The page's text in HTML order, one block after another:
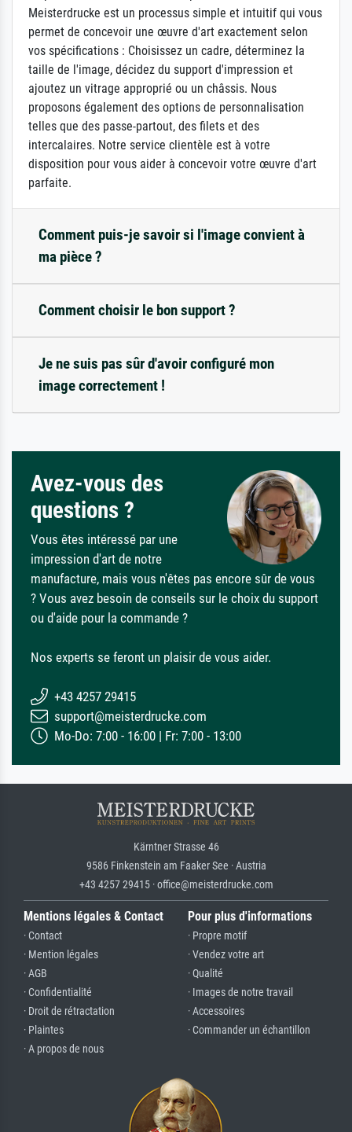
Meisterdrucke est un processus simple et intuitif qui vous
permet de concevoir une œuvre d'art exactement selon
vos spécifications : Choisissez un cadre, déterminez la
taille de l'image, décidez du support d'impression et
ajoutez un vitrage approprié ou un châssis. Nous
proposons également des options de personnalisation
telles que des passe-partout, des filets et des
intercalaires. Notre service clientèle est à votre
disposition pour vous aider à concevoir votre œuvre d'art
parfaite.
Comment puis-je savoir si l'image convient à
ma pièce ?
Comment choisir le bon support ?
Je ne suis pas sûr d'avoir configuré mon
image correctement !
Avez-vous des
questions ?
Vous êtes intéressé par une
impression d'art de notre
manufacture, mais vous n'êtes pas encore sûr de vous
? Vous avez besoin de conseils sur le choix du support
ou d'aide pour la commande ?
Nos experts se feront un plaisir de vous aider.
+43 4257 29415
support@meisterdrucke.com
Mo-Do: 7:00 - 16:00 | Fr: 7:00 - 13:00
Kärntner Strasse 46
9586 Finkenstein am Faaker See · Austria
+43 4257 29415 · office@meisterdrucke.com
Mentions légales & Contact
· Contact
· Mention légales
· AGB
· Confidentialité
· Droit de rétractation
· Plaintes
· A propos de nous
Pour plus d'informations
· Propre motif
· Vendez votre art
· Qualité
· Images de notre travail
· Accessoires
· Commander un échantillon